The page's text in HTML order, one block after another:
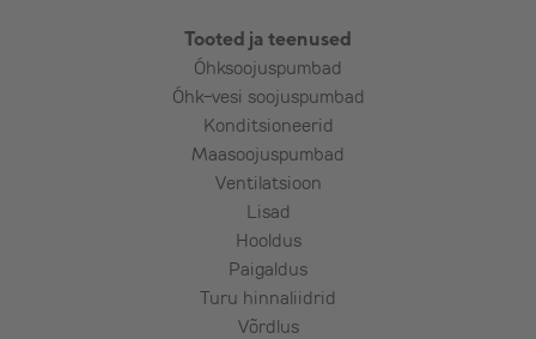
seadme testimist.
Lisatasu eest (vajadusel):
Välisosa maakinnitus ehk
õhksoojuspumba maaraam,
Kiviplaat välisosa alla,
Pikem torustik, pikem karbik,
Elektritoite toomine seadmeni,
Elektrikilpi automaadi paigaldus ja kaabli
Tooted ja teenused
Õhksoojuspumbad
Õhk-vesi soojuspumbad
Konditsioneerid
Maasoojuspumbad
Ventilatsioon
Lisad
Hooldus
Paigaldus
Turu hinnaliidrid
Võrdlus